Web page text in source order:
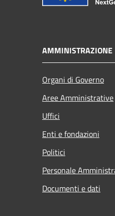
AMMINISTRAZIONE
Organi di Governo
Aree Amministrative
Uffici
Enti e fondazioni
Politici
Personale
Documenti e dati